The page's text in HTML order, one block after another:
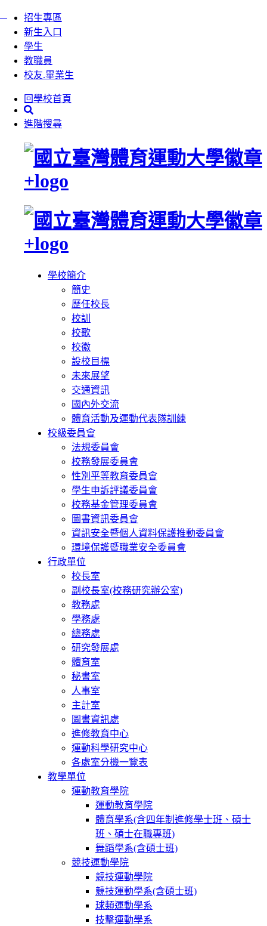
跳
招生專區
新生入口
學生
教職員
校友.畢業生
回學校首頁
進階搜尋
學校簡介
簡史
歷任校長
校訓
校歌
校徽
設校目標
未來展望
交通資訊
國內外交流
體育活動及運動代表隊訓練
校級委員會
法規委員會
校務發展委員會
性別平等教育委員會
學生申訴評議委員會
校務基金管理委員會
圖書資訊委員會
資訊安全暨個人資料保護推動委員會
環境保護暨職業安全委員會
行政單位
校長室
副校長室(校務研究辦公室)
教務處
學務處
總務處
研究發展處
體育室
秘書室
人事室
主計室
圖書資訊處
進修教育中心
運動科學研究中心
各處室分機一覽表
教學單位
運動教育學院
運動教育學院
體育學系(含四年制進修學士班、碩士
班、碩士在職專班)
舞蹈學系(含碩士班)
競技運動學院
競技運動學院
競技運動學系(含碩士班)
球類運動學系
技擊運動學系